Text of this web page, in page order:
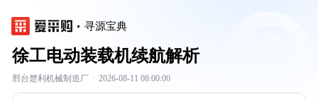
寻源宝典
徐工电动装载机续航解析
邢台楚利机械制造厂 · 2026-08-11 08:00:00